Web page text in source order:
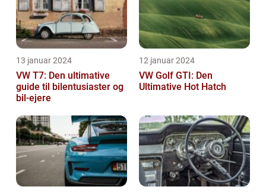
13 januar 2024
VW T7: Den ultimative
guide til bilentusiaster og
bil-ejere
12 januar 2024
VW Golf GTI: Den
Ultimative Hot Hatch